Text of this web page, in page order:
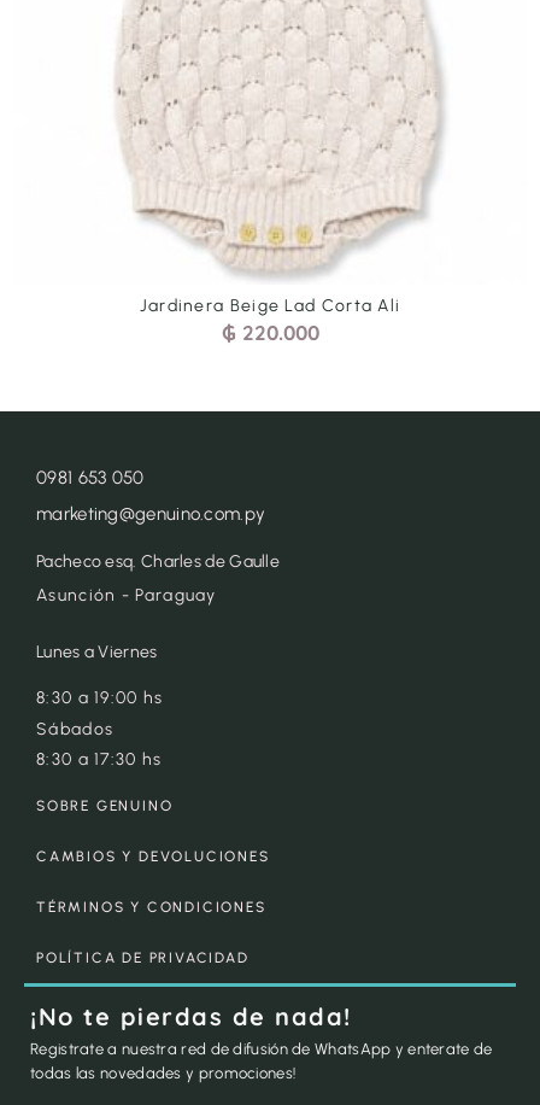
Jardinera Beige Lad Corta Ali
₲ 220.000
0981 653 050
marketing@genuino.com.py
Pacheco esq. Charles de Gaulle
Asunción - Paraguay
Lunes a Viernes
8:30 a 19:00 hs
Sábados
8:30 a 17:30 hs
SOBRE GENUINO
CAMBIOS Y DEVOLUCIONES
TÉRMINOS Y CONDICIONES
POLÍTICA DE PRIVACIDAD
¡No te pierdas de nada!
Registrate a nuestra red de difusión de WhatsApp y enterate de
todas las novedades y promociones!